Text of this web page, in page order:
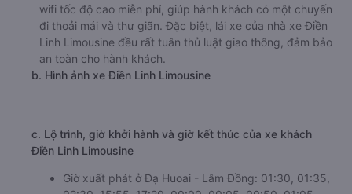
Nhà xe Nhật Đoan Limousine được đánh giá với số điểm
trung bình là 4.6/5 dựa trên 653 đánh giá của khách hàng
đã trải nghiệm dịch vụ của nhà xe này.
h. Thông tin liên hệ, đặt mua vé xe khách từ Đạ Huoai -
Lâm Đồng đi Bến xe Miền Tây Nhật Đoan Limousine
Xem địa chỉ văn phòng nhà xe Nhật Đoan Limousine:
https://vexere.com/vi-VN/xe-nhat-doan
Bến xe Miền Tây:1900 888684